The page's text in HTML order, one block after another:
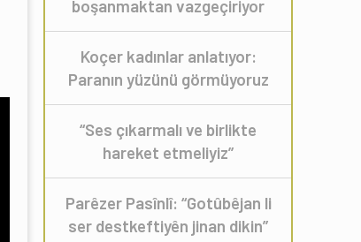
boşanmaktan vazgeçiriyor
Koçer kadınlar anlatıyor:
Paranın yüzünü görmüyoruz
“Ses çıkarmalı ve birlikte
hareket etmeliyiz”
Parêzer Pasînlî: “Gotûbêjan li
ser destkeftiyên jinan dikin”